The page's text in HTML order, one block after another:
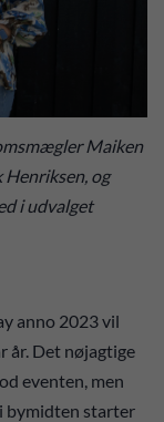
Maiken
og
i udvalget
anno 2023 vil
år. Det nøjagtige
eventen, men
bymidten starter